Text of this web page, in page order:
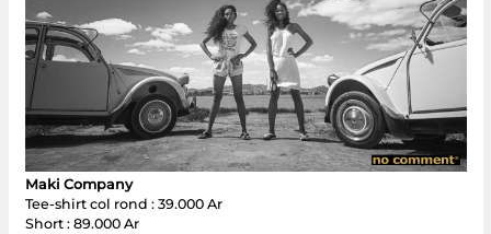
Maki Company
Tee-shirt col rond : 39.000 Ar
Short : 89.000 Ar